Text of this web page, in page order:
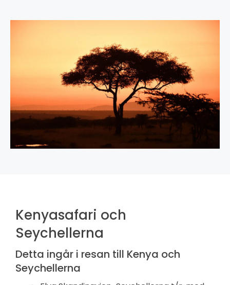
Kenyasafari och
Seychellerna
Detta ingår i resan till Kenya och
Seychellerna